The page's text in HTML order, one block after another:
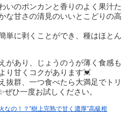
いのポンカンと香りのよく果汁た
な甘さの清見のいいとこどりの高
単に剥くことができ、種はほとん
があり、じょうのうが薄く食感も
り甘くコクがあります💓
抜群、一つ食べたら大満足でトリ
ぜひ一度お試しください。
なの！？”樹上完熟で甘く濃厚”高級柑